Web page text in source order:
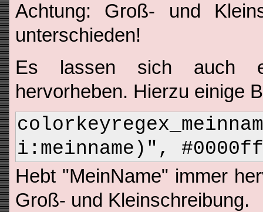
Achtung: Groß- und
unterschieden!
Es lassen sich auch
hervorheben. Hierzu einige
i:meinname)",
Hebt "MeinName" immer
Groß- und Kleinschreibung.